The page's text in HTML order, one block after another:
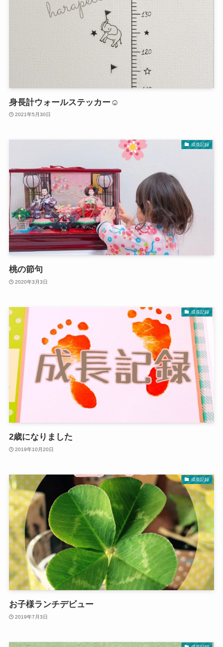
身長計ウォールステッカー☺︎
2021年5月30日
成長記録
桃の節句
2020年3月3日
成長記録
2歳になりました
2019年10月20日
成長記録
お子様ランチデビュー
2019年7月3日